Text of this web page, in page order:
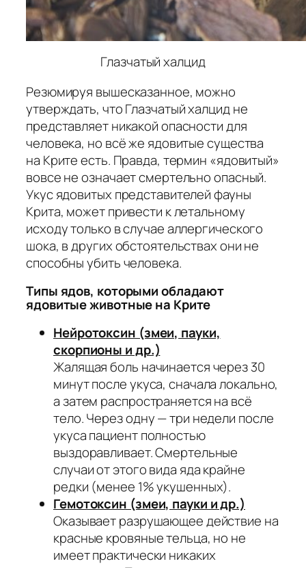
Глазчатый халцид
Резюмируя вышесказанное, можно
утверждать, что Глазчатый халцид не
представляет никакой опасности для
человека, но всё же ядовитые существа
на Крите есть. Правда, термин «ядовитый»
вовсе не означает смертельно опасный.
Укус ядовитых представителей фауны
Крита, может привести к летальному
исходу только в случае аллергического
шока, в других обстоятельствах они не
способны убить человека.
Типы ядов, которыми обладают
ядовитые животные на Крите
Нейротоксин (змеи, пауки,
скорпионы и др.)
Жалящая боль начинается через 30
минут после укуса, сначала локально,
а затем распространяется на всё
тело. Через одну — три недели после
укуса пациент полностью
выздоравливает. Смертельные
случаи от этого вида яда крайне
редки (менее 1% укушенных).
Гемотоксин (змеи, пауки и др.)
Оказывает разрушающее действие на
красные кровяные тельца, но не
имеет практически никаких